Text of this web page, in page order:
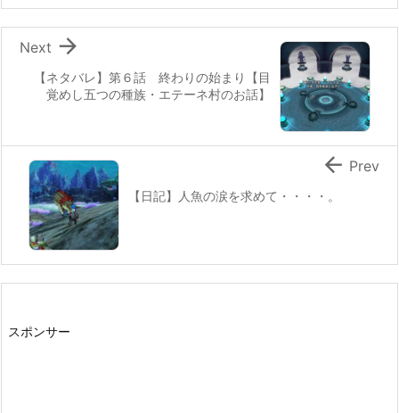
【ネタバレ】第６話 終わりの始まり【目
覚めし五つの種族・エテーネ村のお話】

Next
【日記】人魚の涙を求めて・・・・。
 Prev
スポンサー